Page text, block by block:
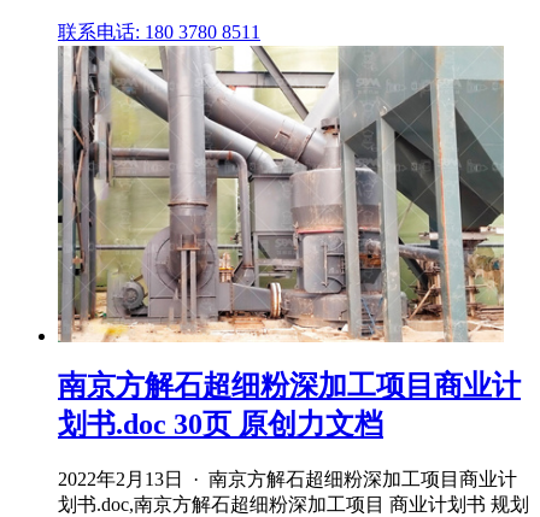
联系电话: 180 3780 8511
南京方解石超细粉深加工项目商业计
划书.doc 30页 原创力文档
2022年2月13日 · 南京方解石超细粉深加工项目商业计
划书.doc,南京方解石超细粉深加工项目 商业计划书 规划